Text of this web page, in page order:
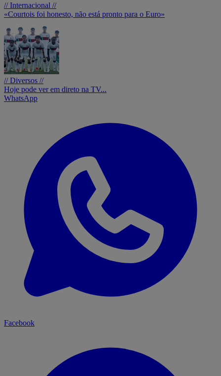
// Internacional //
«Courtois foi honesto, não está pronto para o Euro»
// Diversos //
Hoje pode ver em direto na TV...
WhatsApp
Facebook